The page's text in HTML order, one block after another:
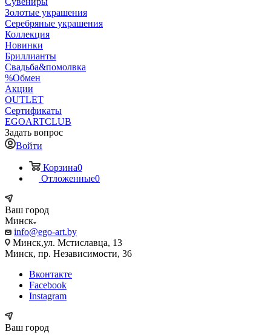
Золотые украшения
Серебряные украшения
Коллекция
Новинки
Бриллианты
Свадьба&помолвка
%Обмен
Акции
OUTLET
Сертификаты
EGOARTCLUB
Задать вопрос
Войти
Корзина0
Отложенные0
Ваш город
Минск
info@ego-art.by
Минск,ул. Мстиславца, 13
Минск, пр. Независимости, 36
Вконтакте
Facebook
Instagram
Ваш город